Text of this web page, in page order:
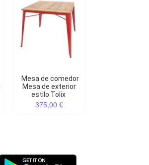
Mesa de comedor
Mesa de exterior
estilo Tolix
375,00 €